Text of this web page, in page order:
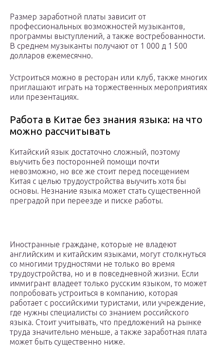
Размер заработной платы зависит от
профессиональных возможностей музыкантов,
программы выступлений, а также востребованности.
В среднем музыканты получают от 1 000 д 1 500
долларов ежемесячно.
Устроиться можно в ресторан или клуб, также многих
приглашают играть на торжественных мероприятиях
или презентациях.
Работа в Китае без знания языка: на что
можно рассчитывать
Китайский язык достаточно сложный, поэтому
выучить без посторонней помощи почти
невозможно, но все же стоит перед посещением
Китая с целью трудоустройства выучить хотя бы
основы. Незнание языка может стать существенной
преградой при переезде и писке работы.
Иностранные граждане, которые не владеют
английским и китайским языками, могут столкнуться
со многими трудностями не только во время
трудоустройства, но и в повседневной жизни. Если
иммигрант владеет только русским языком, то может
попробовать устроиться в компанию, которая
работает с российскими туристами, или учреждение,
где нужны специалисты со знанием российского
языка. Стоит учитывать, что предложений на рынке
труда значительно меньше, а также заработная плата
может быть существенно ниже.